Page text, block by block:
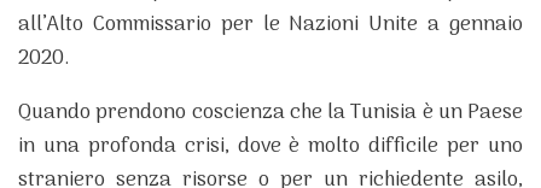
all’Alto Commissario per le Nazioni Unite a gennaio
2020.
Quando prendono coscienza che la Tunisia è un Paese
in una profonda crisi, dove è molto difficile per uno
straniero senza risorse o per un richiedente asilo,